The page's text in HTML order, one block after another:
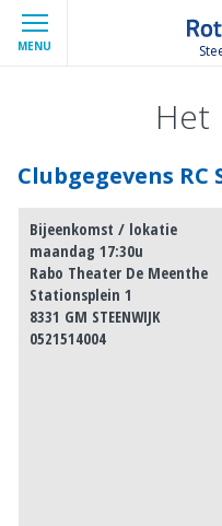
MENU
Het
Clubgegevens
Bijeenkomst / lokatie
maandag 17:30u
Rabo Theater De Meenthe
Stationsplein 1
8331 GM STEENWIJK
0521514004